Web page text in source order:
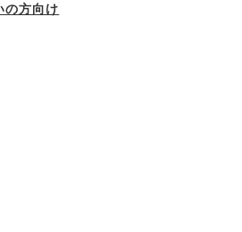
の方向け